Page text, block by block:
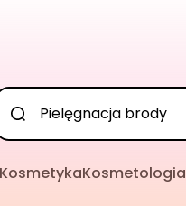
Kosmetologia